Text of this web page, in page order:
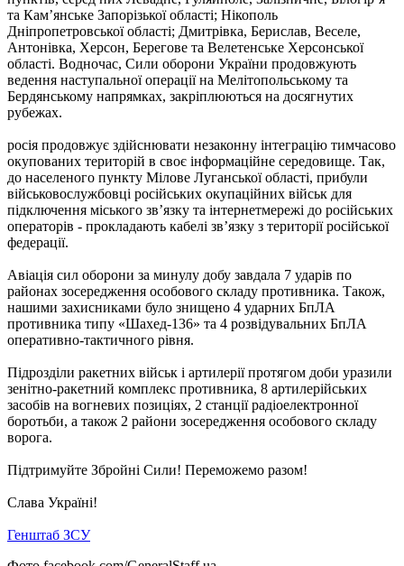
та Кам’янське Запорізької області; Нікополь
Дніпропетровської області; Дмитрівка, Берислав, Веселе,
Антонівка, Херсон, Берегове та Велетенське Херсонської
області. Водночас, Сили оборони України продовжують
ведення наступальної операції на Мелітопольському та
Бердянському напрямках, закріплюються на досягнутих
рубежах.
росія продовжує здійснювати незаконну інтеграцію тимчасово
окупованих територій в своє інформаційне середовище. Так,
до населеного пункту Мілове Луганської області, прибули
військовослужбовці російських окупаційних військ для
підключення міського зв’язку та інтернетмережі до російських
операторів - прокладають кабелі зв’язку з території російської
федерації.
Авіація сил оборони за минулу добу завдала 7 ударів по
районах зосередження особового складу противника. Також,
нашими захисниками було знищено 4 ударних БпЛА
противника типу «Шахед-136» та 4 розвідувальних БпЛА
оперативно-тактичного рівня.
Підрозділи ракетних військ і артилерії протягом доби уразили
зенітно-ракетний комплекс противника, 8 артилерійських
засобів на вогневих позиціях, 2 станції радіоелектронної
боротьби, а також 2 райони зосередження особового складу
ворога.
Підтримуйте Збройні Сили! Переможемо разом!
Слава Україні!
Генштаб ЗСУ